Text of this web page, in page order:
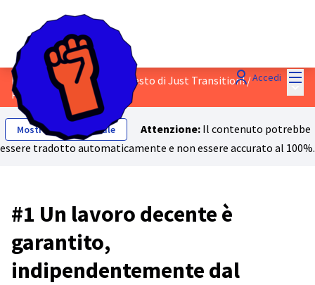
Accedi
Discuti la bozza del Manifesto di Just Transition! /
Proposte
Mostra testo originale Attenzione:Il contenuto potrebbe
essere tradotto automaticamente e non essere accurato al 100%.
#1 Un lavoro decente è
garantito,
indipendentemente dal